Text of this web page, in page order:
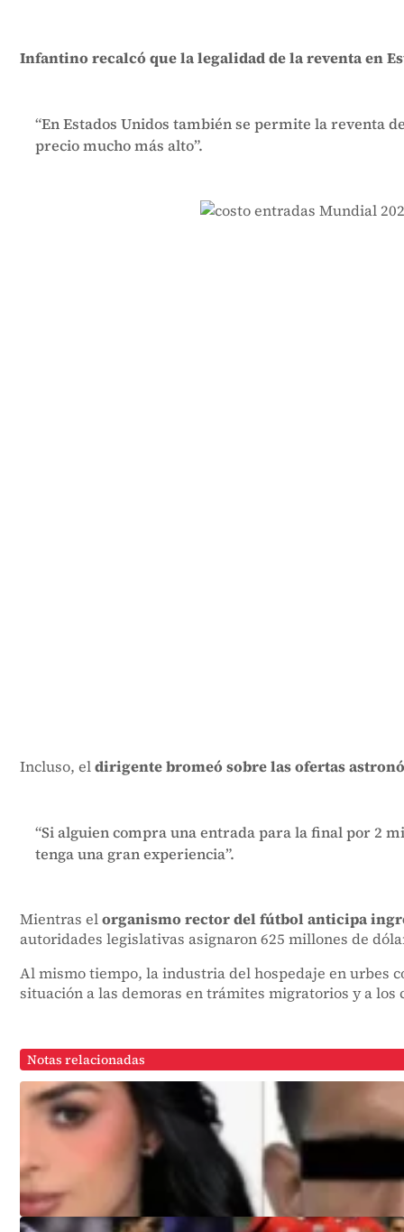
Infantino recalcó que la legalidad de la reventa en
“En Estados Unidos también se permite la reventa
precio mucho más alto”.
Incluso, eldirigente bromeó sobre las ofertas
“Si alguien compra una entrada para la final por 2
tenga una gran experiencia”.
Mientras elorganismo rector del fútbol anticipa
autoridades legislativas asignaron 625 millones de
Al mismo tiempo, la industria del hospedaje en urbes
situación a las demoras en trámites migratorios y a
Notas relacionadas